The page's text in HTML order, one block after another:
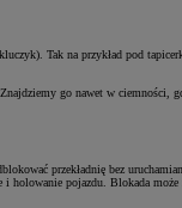
Tak na przykład pod
go nawet w
przekładnię bez
pojazdu. Blokada